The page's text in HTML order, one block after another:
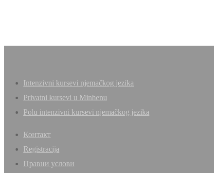
Intenzivni kursevi njemačkog jezika
Privatni kursevi u Minhenu
Polu intenzivni kursevi njemačkog jezika
Контакт
Registracija
Правни услови